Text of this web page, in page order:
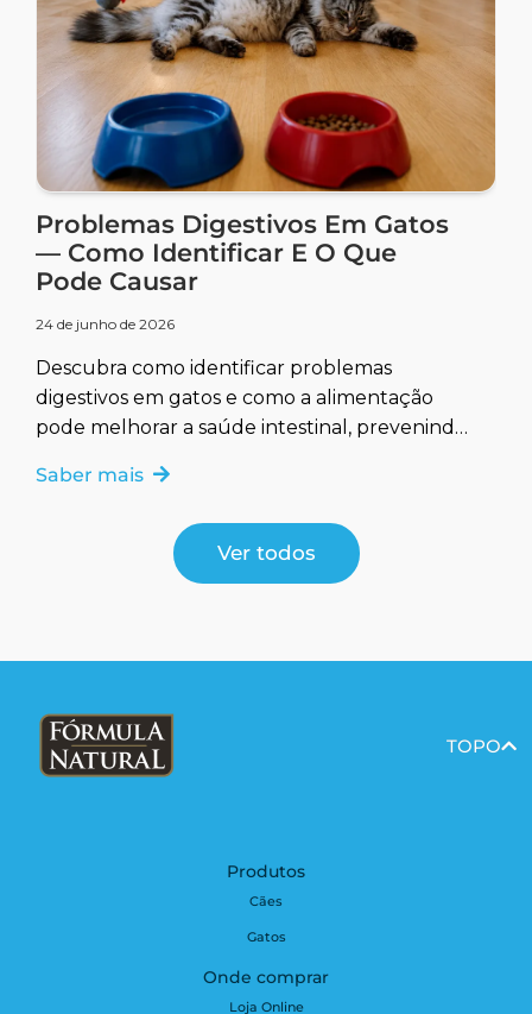
Problemas Digestivos Em Gatos
— Como Identificar E O Que
Pode Causar
24 de junho de 2026
Descubra como identificar problemas
digestivos em gatos e como a alimentação
pode melhorar a saúde intestinal, prevenindo
Saber mais
Ver todos
TOPO
Produtos
Cães
Gatos
Onde comprar
Loja Online